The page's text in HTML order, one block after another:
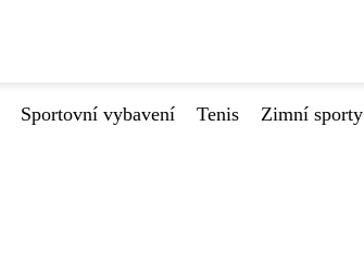
Sportovní vybavení Tenis Zimní sporty